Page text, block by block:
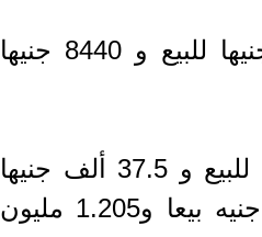
فيما وصل سعر الجنيه الذهب لنحو 8280 جنيها للبيع و 8440 جنيها
ووصلت أوقية الذهب حوالي 36.8 ألف جنيه للبيع و 37.5 ألف جنيها
للشراء و سعر كيلو الذهب نحو 1.2 مليون جنيه بيعا و1.205 مليون